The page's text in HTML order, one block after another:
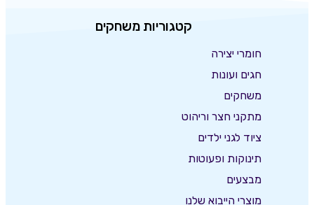
קטגוריות משחקים
חומרי יצירה
חגים ועונות
משחקים
מתקני חצר וריהוט
ציוד לגני ילדים
תינוקות ופעוטות
מבצעים
מוצרי הייבוא שלנו